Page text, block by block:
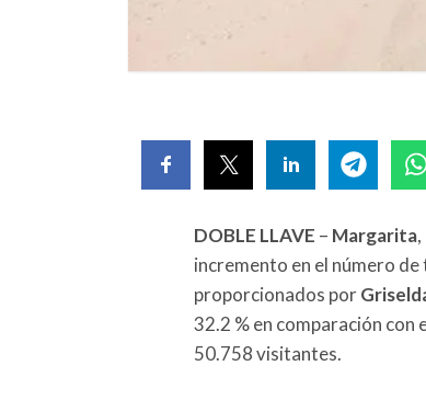
DOBLE LLAVE – Margarita
incremento en el número
proporcionados por
32.2 % en comparación
50.758 visitantes.